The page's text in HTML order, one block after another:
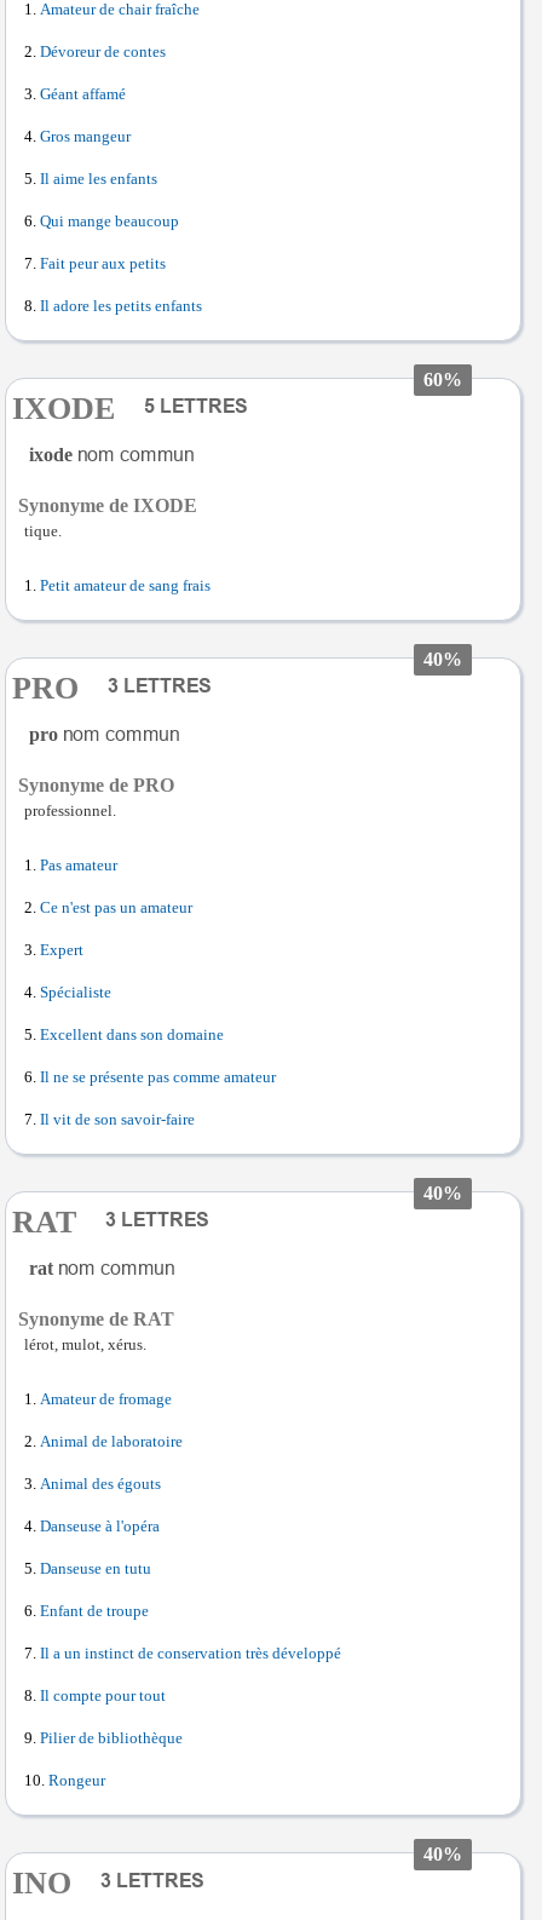
Amateur de chair fraîche
Dévoreur de contes
Géant affamé
Gros mangeur
Il aime les enfants
Qui mange beaucoup
Fait peur aux petits
Il adore les petits enfants
60%
IXODE
ixode
Synonyme de IXODE
tique.
Petit amateur de sang frais
40%
PRO
pro
Synonyme de PRO
professionnel.
Pas amateur
Ce n'est pas un amateur
Expert
Spécialiste
Excellent dans son domaine
Il ne se présente pas comme amateur
Il vit de son savoir-faire
40%
RAT
rat
Synonyme de RAT
lérot, mulot, xérus.
Amateur de fromage
Animal de laboratoire
Animal des égouts
Danseuse à l'opéra
Danseuse en tutu
Enfant de troupe
Il a un instinct de conservation très développé
Il compte pour tout
Pilier de bibliothèque
Rongeur
40%
INO